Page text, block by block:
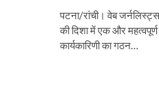
पटना/रांची। वेब
की दिशा में एक और
कार्यकारिणी का गठन…